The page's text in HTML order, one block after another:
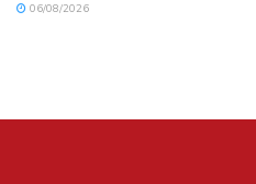
06/08/2026